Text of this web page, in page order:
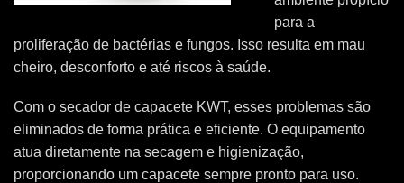
para a
proliferação de bactérias e fungos. Isso resulta em mau
cheiro, desconforto e até riscos à saúde.
Com o secador de capacete KWT, esses problemas são
eliminados de forma prática e eficiente. O equipamento
atua diretamente na secagem e higienização,
proporcionando um capacete sempre pronto para uso.